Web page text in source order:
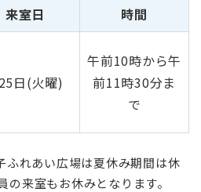
来室日
時間
日(火曜)
午前10時から午
前11時30分ま
で
ふれあい広場は夏休み期間は休
来室もお休みとなります。